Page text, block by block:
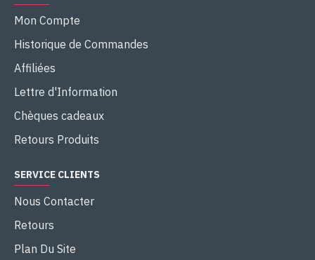
Mon Compte
Historique de Commandes
Affiliées
Lettre d'Information
Chèques cadeaux
Retours Produits
SERVICE CLIENTS
Nous Contacter
Retours
Plan Du Site